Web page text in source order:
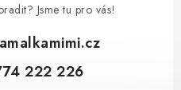
Jsme tu pro vás!
amalkamimi.cz
222 226